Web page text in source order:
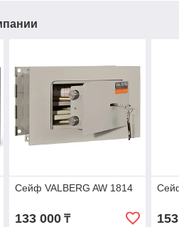
Сейф VALBERG AW 1814
133 000₸